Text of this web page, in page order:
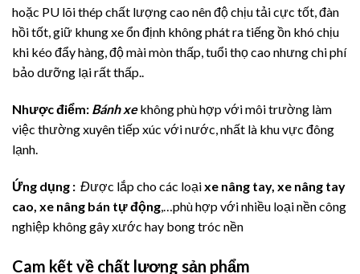
hoặc PU lõi thép chất lượng cao nên độ chịu tải cực tốt, đàn
hồi tốt, giữ khung xe ổn định không phát ra tiếng ồn khó chịu
khi kéo đẩy hàng, độ mài mòn thấp, tuổi thọ cao nhưng chi phí
bảo dưỡng lại rất thấp..
Nhược điểm: Bánh xe không phù hợp với môi trường làm
việc thường xuyên tiếp xúc với nước, nhất là khu vực đông
lạnh.
Ứng dụng : Được lắp cho các loạixe nâng tay, xe nâng tay
cao, xe nâng bán tự động,…phù hợp với nhiều loại nền công
nghiệp không gây xước hay bong tróc nền
Cam kết về chất lượng sản phẩm